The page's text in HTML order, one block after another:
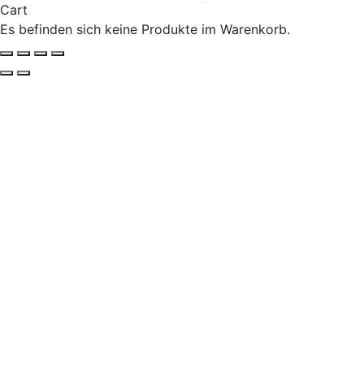
Cart
Es befinden sich keine Produkte im Warenkorb.